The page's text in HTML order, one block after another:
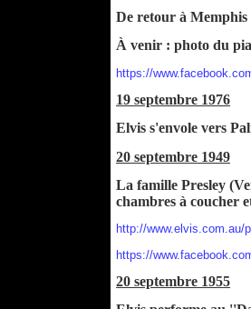
De retour à
À venir : photo du
https://
19 septembre 1976
Elvis s'envole vers
20 septembre 1949
La famille Presley
chambres à coucher
http://www.elvis.com.au/
https://
20 septembre 1955